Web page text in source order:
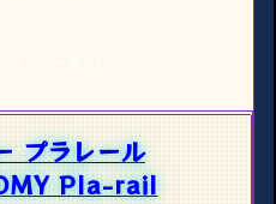
プラレール
Pla-rail